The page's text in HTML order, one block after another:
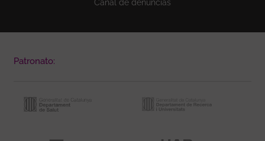
Canal de denuncias
Patronato: